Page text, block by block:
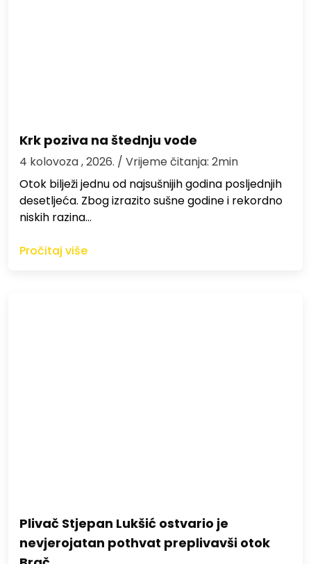
Krk poziva na štednju vode
4 kolovoza , 2026. / Vrijeme čitanja: 2min
Otok bilježi jednu od najsušnijih godina posljednjih
desetljeća. Zbog izrazito sušne godine i rekordno
niskih razina…
Pročitaj više
Plivač Stjepan Lukšić ostvario je
nevjerojatan pothvat preplivavši otok